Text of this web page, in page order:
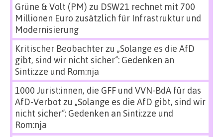
Grüne & Volt (PM) zu DSW21 rechnet mit 700
Millionen Euro zusätzlich für Infrastruktur und
Modernisierung
Kritischer Beobachterzu „Solange es die AfD
gibt, sind wir nicht sicher“: Gedenken an
Sinti:zze und Rom:nja
1000 Jurist:innen, die GFF und VVN-BdA für das
AfD-Verbot zu „Solange es die AfD gibt, sind wir
nicht sicher“: Gedenken an Sinti:zze und
Rom:nja